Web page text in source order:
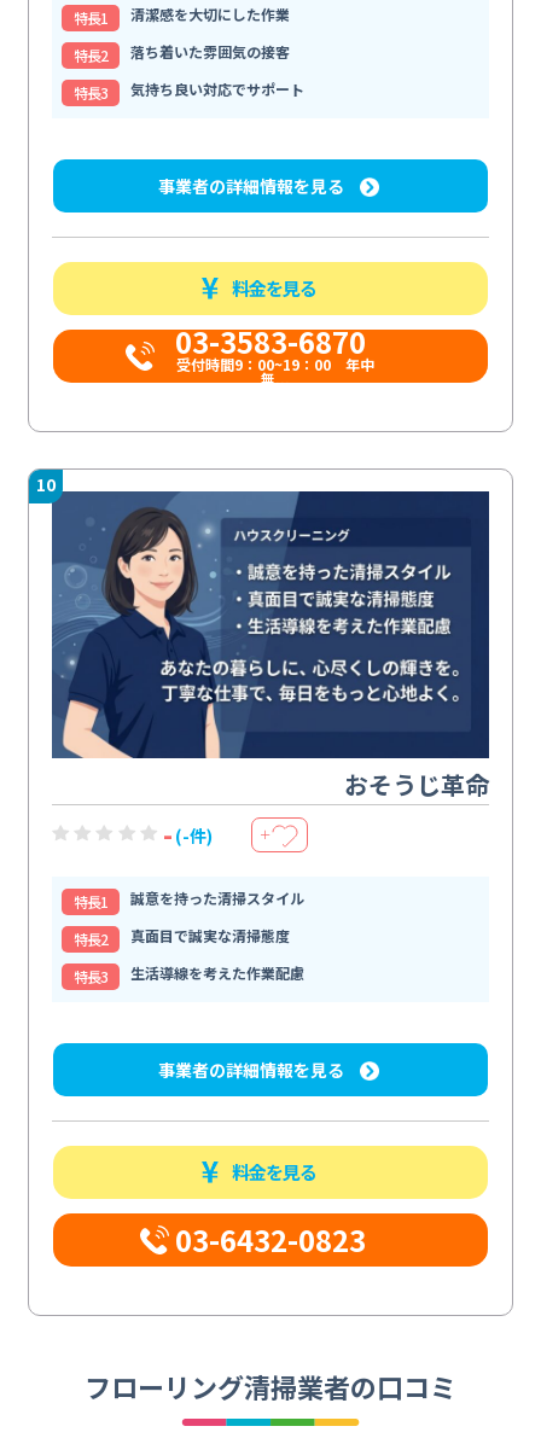
特⻑1
清潔感を大切にした作業
特⻑2
落ち着いた雰囲気の接客
特⻑3
気持ち良い対応でサポート
事業者の詳細情報を見る
料金を見る
03-3583-6870
受付時間9：00~19：00 年中
無...
10
おそうじ革命
- (-件) ＋
特⻑1
誠意を持った清掃スタイル
特⻑2
真面目で誠実な清掃態度
特⻑3
生活導線を考えた作業配慮
事業者の詳細情報を見る
料金を見る
03-6432-0823
フローリング清掃業者の口コミ